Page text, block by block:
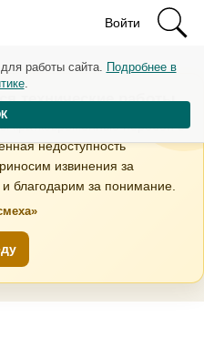
Войти
технические работы
кратковременные перебои в
недоступность
извинения за
благодарим за понимание.
работы сайта. Подробнее в
.